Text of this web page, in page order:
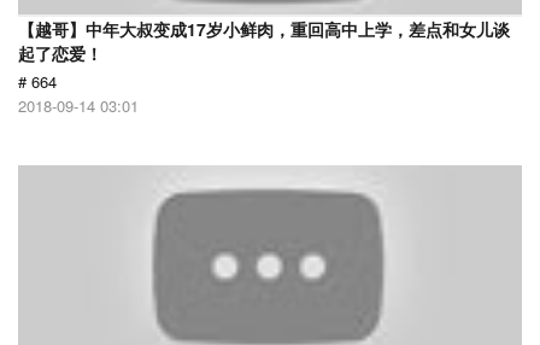
【越哥】中年大叔变成17岁小鲜肉，重回高中上学，差点和女儿谈
起了恋爱！
# 664
2018-09-14 03:01